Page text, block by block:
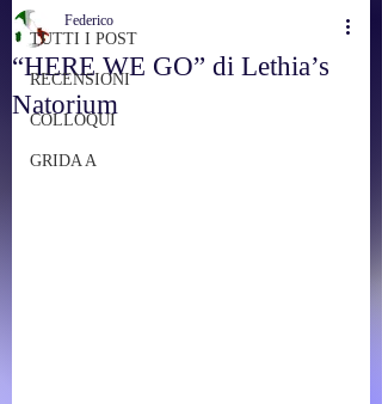
TUTTI I POST
RECENSIONI
COLLOQUI
GRIDA A
“HERE WE GO” di Lethia’s
Natorium
Federico